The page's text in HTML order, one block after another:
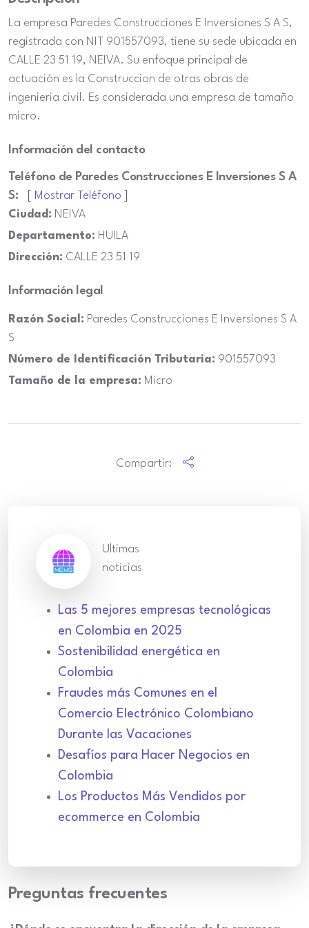
La empresa Paredes Construcciones E Inversiones S A S,
registrada con NIT 901557093, tiene su sede ubicada en
CALLE 23 51 19, NEIVA. Su enfoque principal de
actuación es la Construccion de otras obras de
ingenieria civil. Es considerada una empresa de tamaño
micro.
Información del contacto
Teléfono de Paredes Construcciones E Inversiones S A
S:
[ Mostrar Teléfono ]
Ciudad: NEIVA
Departamento: HUILA
Dirección: CALLE 23 51 19
Información legal
Razón Social: Paredes Construcciones E Inversiones S A
S
Número de Identificación Tributaria: 901557093
Tamaño de la empresa: Micro
Compartir:
Ultimas
noticias
Las 5 mejores empresas tecnológicas
en Colombia en 2025
Sostenibilidad energética en
Colombia
Fraudes más Comunes en el
Comercio Electrónico Colombiano
Durante las Vacaciones
Desafíos para Hacer Negocios en
Colombia
Los Productos Más Vendidos por
ecommerce en Colombia
Preguntas frecuentes